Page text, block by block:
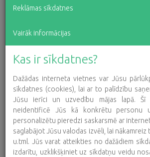
Reklāmas sīkdatnes
Vairāk informācijas
Kas ir sīkdatnes?
Dažādas interneta vietnes var Jūsu
sīkdatnes (cookies), lai ar to palīdzību
Jūsu ierīci un uzvedību mājas lapā. Šī
neidentificē Jūs kā konkrētu personu
personalizētu pieredzi saskarsmē ar
saglabājot Jūsu valodas izvēli, lai nākamreiz
u.tml. Jūs varat atteikties no dažādiem
izdarītu, uzklikšķiniet uz sīkdatņu veidu